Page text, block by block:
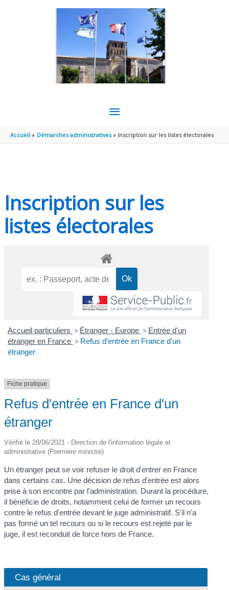
MENU
PRINCIPAL
Accueil Démarches administratives Inscription sur les listes électorales
Inscription sur les
listes électorales
Accueil particuliers > Étranger - Europe > Entrée d'un
étranger en France > Refus d'entrée en France d'un
étranger
Fiche pratique
Refus d'entrée en France d'un
étranger
Vérifié le 28/06/2021 - Direction de l'information légale et
administrative (Première ministre)
Un étranger peut se voir refuser le droit d'entrer en France
dans certains cas. Une décision de refus d'entrée est alors
prise à son encontre par l'administration. Durant la procédure,
il bénéficie de droits, notamment celui de former un recours
contre le refus d'entrée devant le juge administratif. S'il n'a
pas formé un tel recours ou si le recours est rejeté par le
juge, il est reconduit de force hors de France.
Cas général